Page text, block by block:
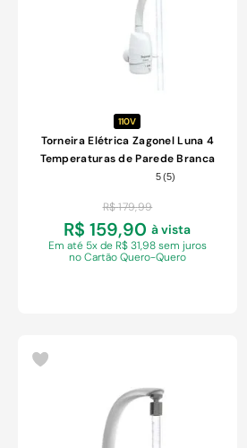
110V
Torneira Elétrica Zagonel Luna 4
Temperaturas de Parede Branca
5500W 110V5(5)
R$ 179,99
R$ 159,90 à vista
Em até 5x de R$ 31,98 sem juros
no Cartão Quero-Quero
COMPRAR